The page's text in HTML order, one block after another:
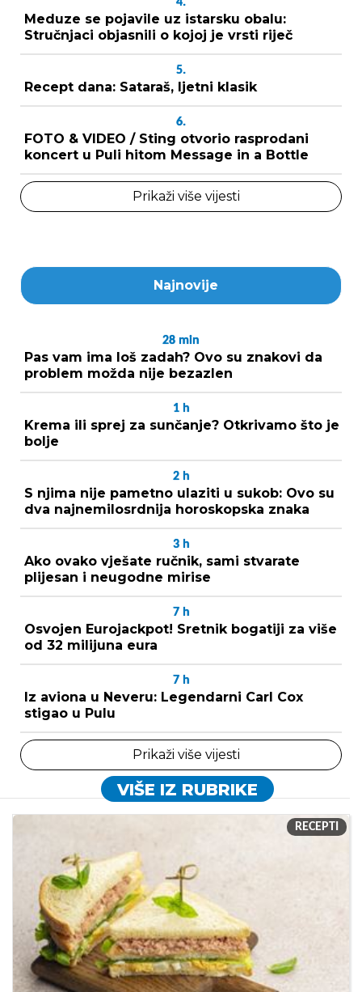
Meduze se pojavile uz istarsku obalu:
Stručnjaci objasnili o kojoj je vrsti riječ
5.
Recept dana: Sataraš, ljetni klasik
6.
FOTO & VIDEO / Sting otvorio rasprodani
koncert u Puli hitom Message in a Bottle
Prikaži više vijesti
Najnovije
28 min
Pas vam ima loš zadah? Ovo su znakovi da
problem možda nije bezazlen
1 h
Krema ili sprej za sunčanje? Otkrivamo što je
bolje
2 h
S njima nije pametno ulaziti u sukob: Ovo su
dva najnemilosrdnija horoskopska znaka
3 h
Ako ovako vješate ručnik, sami stvarate
plijesan i neugodne mirise
7 h
Osvojen Eurojackpot! Sretnik bogatiji za više
od 32 milijuna eura
7 h
Iz aviona u Neveru: Legendarni Carl Cox
stigao u Pulu
Prikaži više vijesti
VIŠE IZ RUBRIKE
RECEPTI